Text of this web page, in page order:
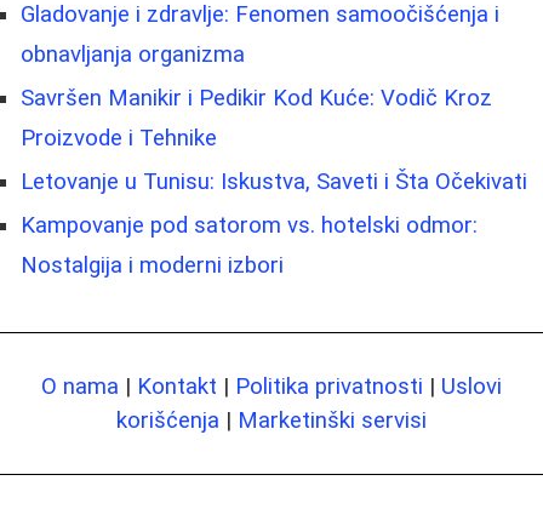
Gladovanje i zdravlje: Fenomen samoočišćenja i
obnavljanja organizma
Savršen Manikir i Pedikir Kod Kuće: Vodič Kroz
Proizvode i Tehnike
Letovanje u Tunisu: Iskustva, Saveti i Šta Očekivati
Kampovanje pod satorom vs. hotelski odmor:
Nostalgija i moderni izbori
O nama | Kontakt | Politika privatnosti | Uslovi
korišćenja | Marketinški servisi